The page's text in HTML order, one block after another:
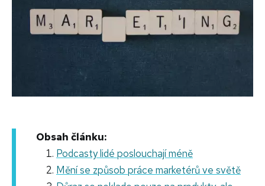
Obsah článku:
Podcasty lidé poslouchají méně
Mění se způsob práce marketérů ve světě